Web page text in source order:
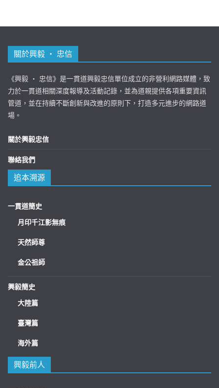
關於興毅 ‧ 忠信
《興毅 ‧ 忠信》是一貫道興毅忠信單位成立的非營利網路媒體，致
力於一貫道相關深度報導及活動記錄，並為道親提供各項重要資訊
管道，並在持續不斷創新與改進的原則下，打造多元進步的網路道
場。
關於興毅忠信
聯絡我們
追本溯源
一貫道簡史
月印千江影無痕
天然師尊
金公祖師
興毅簡史
大陸篇
臺灣篇
海外篇
興毅前人